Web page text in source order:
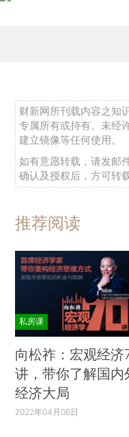
财新网所刊载内容之知
专属所有或持有。未经
建立镜像等任何使用。
如有意愿转载，请发邮
确认及授权后，方可转载
推荐阅读
私房课
向松祚：宏观经济
讲，带你了解国内
经济大局
2022年04月06日